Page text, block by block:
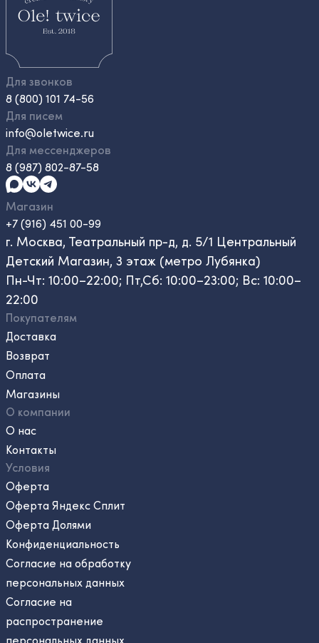
Для звонков
8 (800) 101 74-56
Для писем
info@oletwice.ru
Для мессенджеров
8 (987) 802-87-58
Магазин
+7 (916) 451 00-99
г. Москва, Театральный пр-д, д. 5/1 Центральный
Детский Магазин, 3 этаж (метро Лубянка)
Пн-Чт: 10:00–22:00; Пт,Сб: 10:00–23:00; Вс: 10:00–
22:00
Покупателям
Доставка
Возврат
Оплата
Магазины
О компании
О нас
Контакты
Условия
Оферта
Оферта Яндекс Сплит
Оферта Долями
Конфиденциальность
Согласие на обработку
персональных данных
Согласие на
распространение